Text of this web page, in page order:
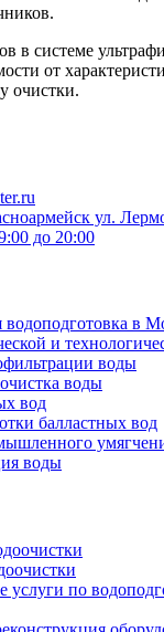
в системе
от
очистки.
ул.
до 20:00
в
и
воды
воды
вод
балластных вод
воды
услуги по